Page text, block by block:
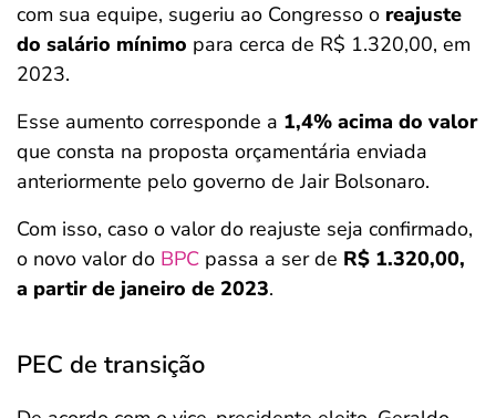
com sua equipe, sugeriu ao Congresso o reajuste
do salário mínimo para cerca de R$ 1.320,00, em
2023.
Esse aumento corresponde a 1,4% acima do valor
que consta na proposta orçamentária enviada
anteriormente pelo governo de Jair Bolsonaro.
Com isso, caso o valor do reajuste seja confirmado,
o novo valor do BPC passa a ser de R$ 1.320,00,
a partir de janeiro de 2023.
PEC de transição